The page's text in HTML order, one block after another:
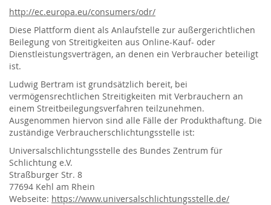
http://ec.europa.eu/consumers/odr/
Diese Plattform dient als Anlaufstelle zur außergerichtlichen
Beilegung von Streitigkeiten aus Online-Kauf- oder
Dienstleistungsverträgen, an denen ein Verbraucher beteiligt
ist.
Ludwig Bertram ist grundsätzlich bereit, bei
vermögensrechtlichen Streitigkeiten mit Verbrauchern an
einem Streitbeilegungsverfahren teilzunehmen.
Ausgenommen hiervon sind alle Fälle der Produkthaftung. Die
zuständige Verbraucherschlichtungsstelle ist:
Universalschlichtungsstelle des Bundes Zentrum für
Schlichtung e.V.
Straßburger Str. 8
77694 Kehl am Rhein
Webseite: https://www.universalschlichtungsstelle.de/